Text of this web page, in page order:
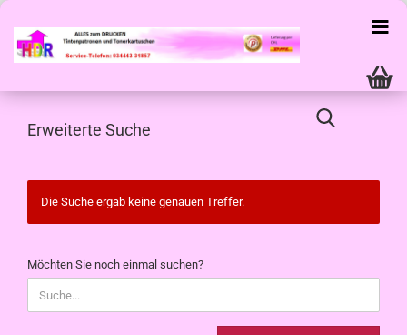
Erweiterte Suche
Die Suche ergab keine genauen Treffer.
MÖCHTEN
SIE
NOCH
EINMAL
Möchten Sie noch einmal suchen?